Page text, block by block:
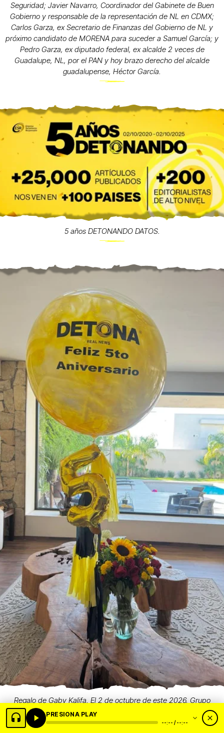
Seguridad; Javier Navarro, Coordinador del Gabinete de Buen
Gobierno y responsable de la representación de NL en CDMX;
Carlos Garza, ex Secretario de Finanzas del Gobierno de NL y
próximo candidato de MORENA para suceder a Samuel García; y
Pedro Garza, ex diputado federal, ex alcalde 2 veces de
Guadalupe, NL, por el PAN y hoy brazo derecho del alcalde
guadalupense, Héctor García.
5 años DETONANDO DATOS.
Regalo de Gaby Kalifa. El 2 de octubre de este 2026, Grupo
DETONA® cumple 6 años.
PRESIONA PLAY
--:-- / --:--